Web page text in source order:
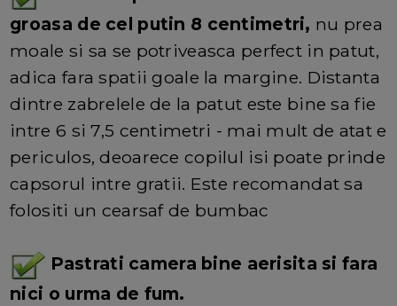
groasa de cel putin 8 centimetri, nu prea
moale si sa se potriveasca perfect in patut,
adica fara spatii goale la margine. Distanta
dintre zabrelele de la patut este bine sa fie
intre 6 si 7,5 centimetri - mai mult de atat e
periculos, deoarece copilul isi poate prinde
capsorul intre gratii. Este recomandat sa
folositi un cearsaf de bumbac
Pastrati camera bine aerisita si fara
nici o urma de fum.